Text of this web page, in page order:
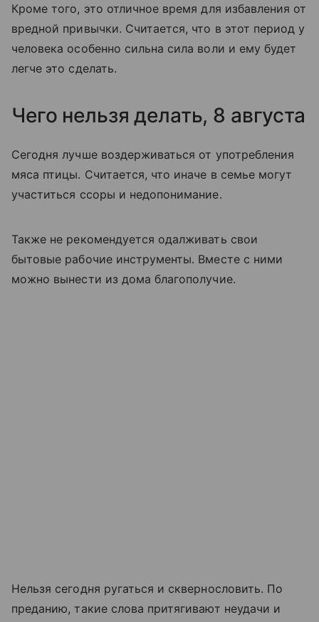
Кроме того, это отличное время для избавления от
вредной привычки. Считается, что в этот период у
человека особенно сильна сила воли и ему будет
легче это сделать.
Чего нельзя делать, 8 августа
Сегодня лучше воздерживаться от употребления
мяса птицы. Считается, что иначе в семье могут
участиться ссоры и недопонимание.
Также не рекомендуется одалживать свои
бытовые рабочие инструменты. Вместе с ними
можно вынести из дома благополучие.
Нельзя сегодня ругаться и сквернословить. По
преданию, такие слова притягивают неудачи и